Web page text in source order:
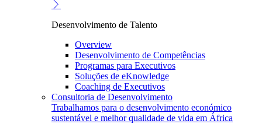
Desenvolvimento de Talento
Overview
Desenvolvimento de Competências
Programas para Executivos
Soluções de eKnowledge
Coaching de Executivos
Consultoria de Desenvolvimento
Trabalhamos para o desenvolvimento económico
sustentável e melhor qualidade de vida em África